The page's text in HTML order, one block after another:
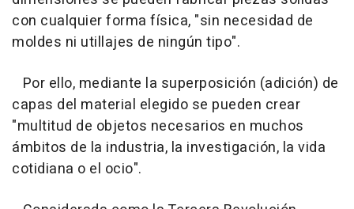
con cualquier forma física, "sin necesidad de
moldes ni utillajes de ningún tipo".
Por ello, mediante la superposición (adición) de
capas del material elegido se pueden crear
"multitud de objetos necesarios en muchos
ámbitos de la industria, la investigación, la vida
cotidiana o el ocio".